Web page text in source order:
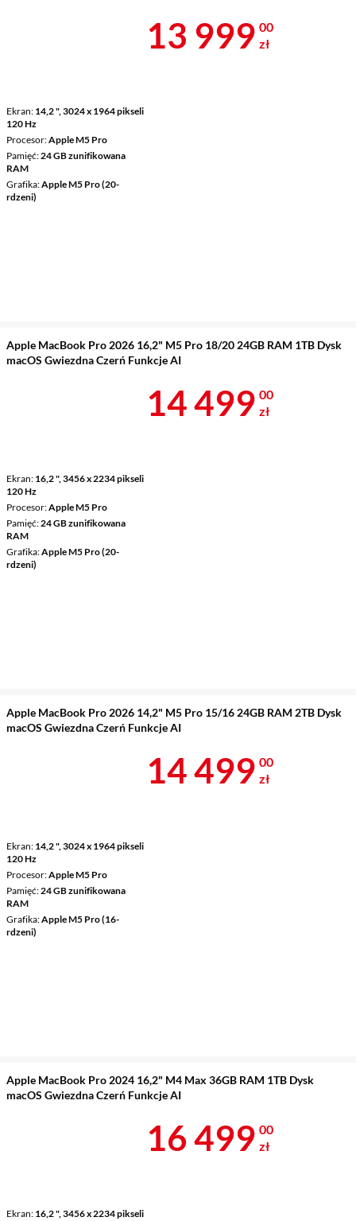
Ekran 14,2 ", 3024 x 1964 pikseli
120 Hz
Procesor Apple M5 Pro
Pamięć 24 GB zunifikowana
RAM
Grafika Apple M5 Pro (20-
rdzeni)
Cena 13 999
13 999 00
zł
Apple MacBook Pro 2026 16,2" M5 Pro 18/20 24GB RAM 1TB Dysk
macOS Gwiezdna Czerń Funkcje AI
Ekran 16,2 ", 3456 x 2234 pikseli
120 Hz
Procesor Apple M5 Pro
Pamięć 24 GB zunifikowana
RAM
Grafika Apple M5 Pro (20-
rdzeni)
Cena 14 499
14 499 00
zł
Apple MacBook Pro 2026 14,2" M5 Pro 15/16 24GB RAM 2TB Dysk
macOS Gwiezdna Czerń Funkcje AI
Ekran 14,2 ", 3024 x 1964 pikseli
120 Hz
Procesor Apple M5 Pro
Pamięć 24 GB zunifikowana
RAM
Grafika Apple M5 Pro (16-
rdzeni)
Cena 14 499
14 499 00
zł
Apple MacBook Pro 2024 16,2" M4 Max 36GB RAM 1TB Dysk
macOS Gwiezdna Czerń Funkcje AI
Ekran 16,2 ", 3456 x 2234 pikseli
Cena 16 499
16 499 00
zł